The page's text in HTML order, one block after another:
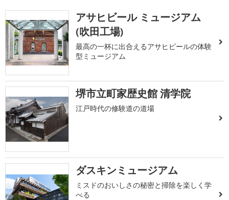
アサヒビール ミュージアム
(吹田工場)
最高の一杯に出合えるアサヒビールの体験
型ミュージアム
堺市立町家歴史館 清学院
江戸時代の修験道の道場
ダスキンミュージアム
ミスドのおいしさの秘密と掃除を楽しく学
べる